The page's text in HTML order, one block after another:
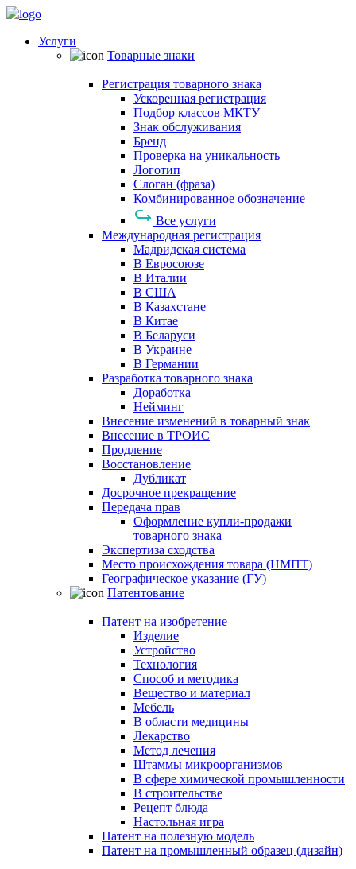
Услуги
Товарные знаки
Регистрация товарного знака
Ускоренная регистрация
Подбор классов МКТУ
Знак обслуживания
Бренд
Проверка на уникальность
Логотип
Слоган (фраза)
Комбинированное обозначение
Все услуги
Международная регистрация
Мадридская система
В Евросоюзе
В Италии
В США
В Казахстане
В Китае
В Беларуси
В Украине
В Германии
Разработка товарного знака
Доработка
Нейминг
Внесение изменений в товарный знак
Внесение в ТРОИС
Продление
Восстановление
Дубликат
Досрочное прекращение
Передача прав
Оформление купли-продажи
товарного знака
Экспертиза сходства
Место происхождения товара (НМПТ)
Географическое указание (ГУ)
Патентование
Патент на изобретение
Изделие
Устройство
Технология
Способ и методика
Вещество и материал
Мебель
В области медицины
Лекарство
Метод лечения
Штаммы микроорганизмов
В сфере химической промышленности
В строительстве
Рецепт блюда
Настольная игра
Патент на полезную модель
Патент на промышленный образец (дизайн)